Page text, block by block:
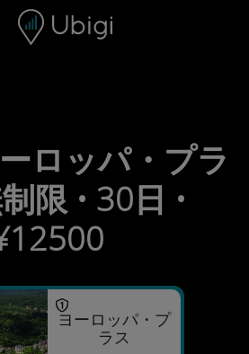
ーションバー フッター
ロッパ・プラ
限 • 30日 •
ヨーロッパ・プ
ラス